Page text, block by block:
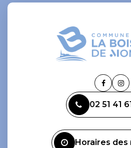
Lien
le
compte
Lien
le
02 51 41
Horaires des